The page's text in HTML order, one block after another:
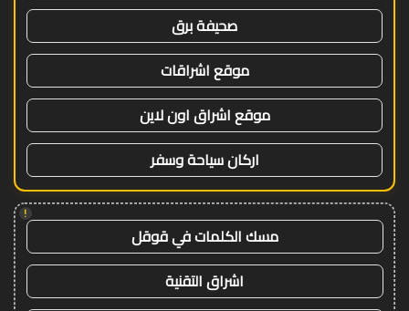
صحيفة برق
موقع اشراقات
موقع اشراق اون لاين
اركان سياحة وسفر
!
مسك الكلمات في قوقل
اشراق التقنية